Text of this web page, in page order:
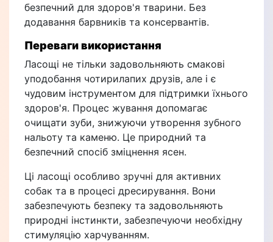
безпечний для здоров'я тварини. Без
додавання барвників та консервантів.
Переваги використання
Ласощі не тільки задовольняють смакові
уподобання чотирилапих друзів, але і є
чудовим інструментом для підтримки їхнього
здоров'я. Процес жування допомагає
очищати зуби, знижуючи утворення зубного
нальоту та каменю. Це природний та
безпечний спосіб зміцнення ясен.
Ці ласощі особливо зручні для активних
собак та в процесі дресирування. Вони
забезпечують безпеку та задовольняють
природні інстинкти, забезпечуючи необхідну
стимуляцію харчуванням.